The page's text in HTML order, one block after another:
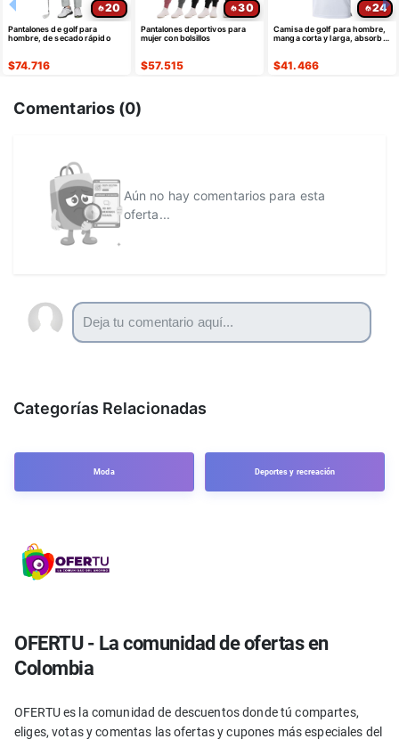
20
Pantalones de golf para
hombre, de secado rápido
$74.716
30
Pantalones deportivos para
mujer con bolsillos
$57.515
24
Camisa de golf para hombre,
manga corta y larga, absorbe
$41.466
Comentarios (0)
Aún no hay comentarios para esta
oferta...
Categorías Relacionadas
Moda Deportes y recreación
OFERTU - La comunidad de ofertas en
Colombia
OFERTU es la comunidad de descuentos donde tú compartes,
eliges, votas y comentas las ofertas y cupones más especiales del